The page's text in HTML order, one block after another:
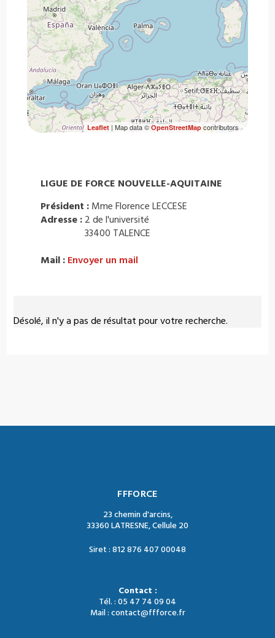
Désolé, il n'y a pas de résultat pour votre recherche.
Leaflet| Map data ©OpenStreetMapcontributors
LIGUE DE FORCE NOUVELLE-AQUITAINE
Président : Mme Florence LECCESE
Adresse : 2 de l'université
33400 TALENCE
Mail : Envoyer un mail
FFFORCE
23 chemin d'arcins,
33360 LATRESNE, Cellule 20
Siret : 812 876 407 00048
Contact :
Tél. : 05 47 74 09 04
Mail : contact@ffforce.fr